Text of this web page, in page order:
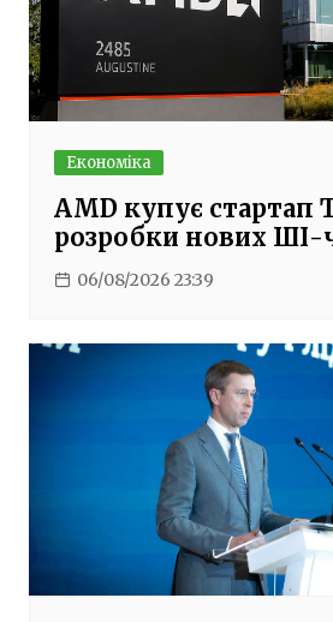
Економіка
AMD купує стартап
розробки нових ШІ-
06/08/2026 23:39